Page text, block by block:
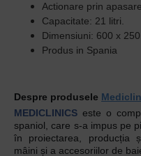
Actionare prin
Capacitate: 21 litri.
Dimensiuni: 600 x
Produs in Spania
Despre produsele
MEDICLINICS este o
spaniol, care s-a impus pe
în proiectarea, producția
mâini și a accesoriilor de